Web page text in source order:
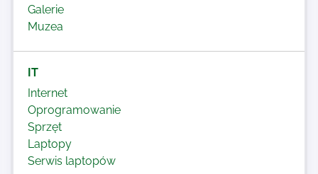
Galerie
Muzea
IT
Internet
Oprogramowanie
Sprzęt
Laptopy
Serwis laptopów